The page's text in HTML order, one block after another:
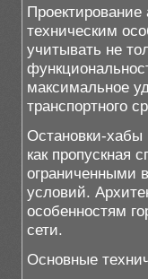
Проектирование
техническим
учитывать не
максимальное
транспортного
Остановки-хабы
как пропускная
ограниченными
условий.
особенностям
сети.
Основные